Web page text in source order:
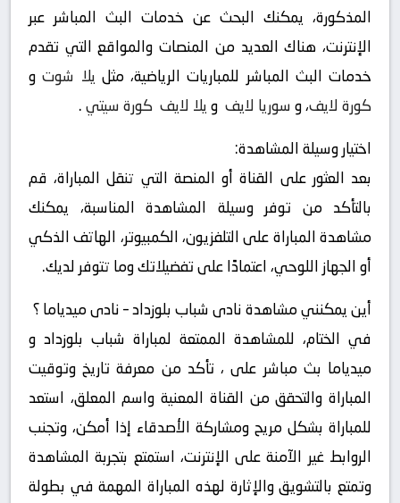
المذكورة، يمكنك البحث عن خدمات البث المباشر عبر
الإنترنت، هناك العديد من المنصات والمواقع التي تقدم
خدمات البث المباشر للمباريات الرياضية، مثل يلا شوتو
كورة لايف، وسوريا لايف ويلا لايف كورة سيتي.
اختيار وسيلة المشاهدة:
بعد العثور على القناة أو المنصة التي تنقل المباراة، قم
بالتأكد من توفر وسيلة المشاهدة المناسبة، يمكنك
مشاهدة المباراة على التلفزيون، الكمبيوتر، الهاتف الذكي
أو الجهاز اللوحي، اعتمادًا على تفضيلاتك وما تتوفر لديك.
أين يمكنني مشاهدة ‎نادى شباب بلوزداد – نادى ميدياما ؟
في الختام، للمشاهدة الممتعة لمباراة شباب بلوزداد و
ميدياما بث مباشر على ، تأكد من معرفة تاريخ وتوقيت
المباراة والتحقق من القناة المعنية واسم المعلق، استعد
للمباراة بشكل مريح ومشاركة الأصدقاء إذا أمكن، وتجنب
الروابط غير الآمنة على الإنترنت، استمتع بتجربة المشاهدة
وتمتع بالتشويق والإثارة لهذه المباراة المهمة في بطولة